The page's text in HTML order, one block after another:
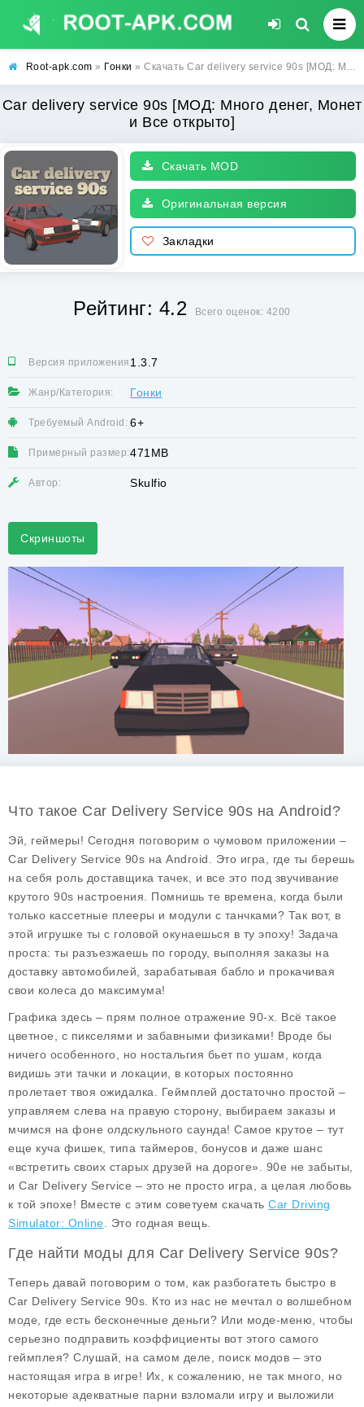
Root-apk.com » Гонки » Скачать Car delivery service 90s [МОД: Много денег, Монет и Все открыто] | Взлом Car delivery service 90s на Андроид
Car delivery service 90s [МОД: Много денег, Монет
и Все открыто]
Скачать MOD
Оригинальная версия
Закладки
Рейтинг: 4.2 Всего оценок: 4200
Версия приложения:1.3.7
Жанр/Категория: Гонки
Требуемый Android: 6+
Примерный размер:471MB
Автор: Skulfio
Скриншоты
Что такое Car Delivery Service 90s на Android?
Эй, геймеры! Сегодня поговорим о чумовом приложении –
Car Delivery Service 90s на Android. Это игра, где ты берешь
на себя роль доставщика тачек, и все это под звучивание
крутого 90s настроения. Помнишь те времена, когда были
только кассетные плееры и модули с танчками? Так вот, в
этой игрушке ты с головой окунаешься в ту эпоху! Задача
проста: ты разъезжаешь по городу, выполняя заказы на
доставку автомобилей, зарабатывая бабло и прокачивая
свои колеса до максимума!
Графика здесь – прям полное отражение 90-х. Всё такое
цветное, с пикселями и забавными физиками! Вроде бы
ничего особенного, но ностальгия бьет по ушам, когда
видишь эти тачки и локации, в которых постоянно
пролетает твоя ожидалка. Геймплей достаточно простой –
управляем слева на правую сторону, выбираем заказы и
мчимся на фоне олдскульного саунда! Самое крутое – тут
еще куча фишек, типа таймеров, бонусов и даже шанс
«встретить своих старых друзей на дороге». 90е не забыты,
и Car Delivery Service – это не просто игра, а целая любовь
к той эпохе! Вместе с этим советуем скачать Car Driving
Simulator: Online . Это годная вещь.
Где найти моды для Car Delivery Service 90s?
Теперь давай поговорим о том, как разбогатеть быстро в
Car Delivery Service 90s. Кто из нас не мечтал о волшебном
моде, где есть бесконечные деньги? Или моде-меню, чтобы
серьезно подправить коэффициенты вот этого самого
геймплея? Слушай, на самом деле, поиск модов – это
настоящая игра в игре! Их, к сожалению, не так много, но
некоторые адекватные парни взломали игру и выложили